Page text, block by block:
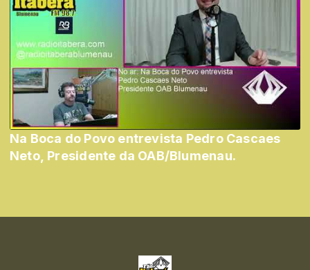
Na Boca do Povo entrevista Pedro Cascaes
Neto, Presidente da OAB/Blumenau.